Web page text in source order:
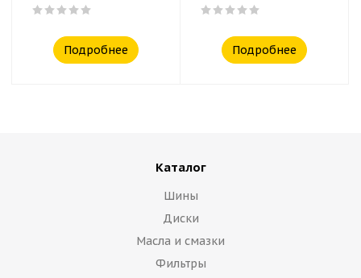
Подробнее Подробнее
Каталог
Шины
Диски
Масла и смазки
Фильтры